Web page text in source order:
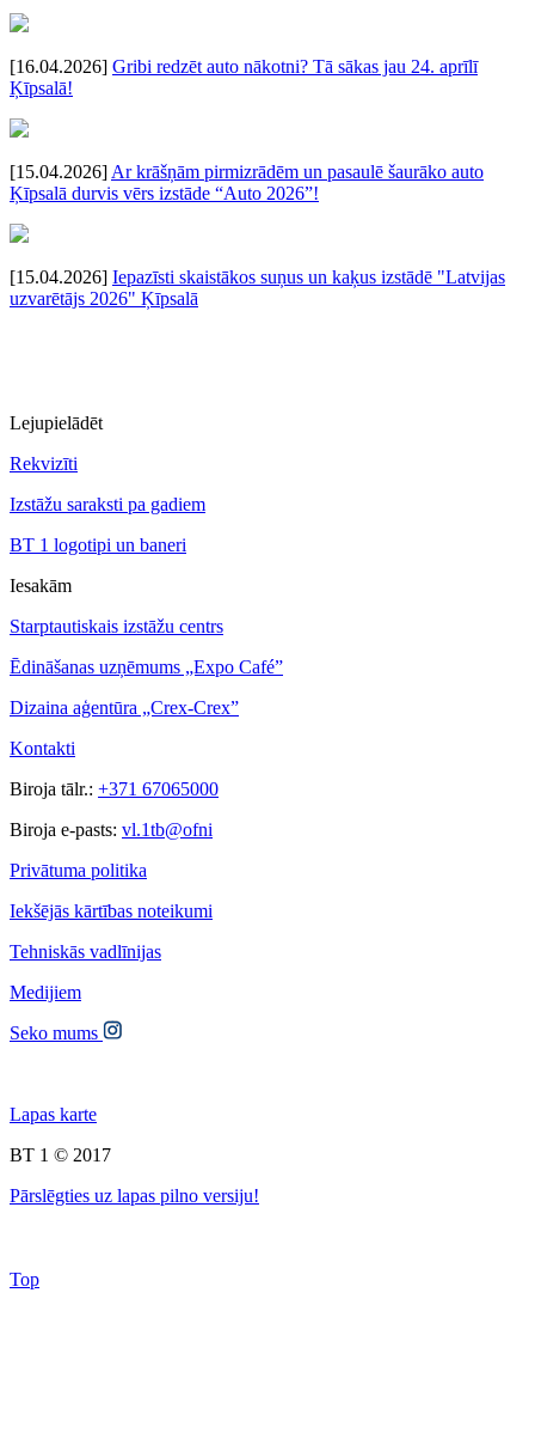
[16.04.2026] Gribi redzēt auto nākotni? Tā sākas jau 24. aprīlī
Ķīpsalā!
[15.04.2026] Ar krāšņām pirmizrādēm un pasaulē šaurāko auto
Ķīpsalā durvis vērs izstāde “Auto 2026”!
[15.04.2026] Iepazīsti skaistākos suņus un kaķus izstādē "Latvijas
uzvarētājs 2026" Ķīpsalā
Lejupielādēt
Rekvizīti
Izstāžu saraksti pa gadiem
BT 1 logotipi un baneri
Iesakām
Starptautiskais izstāžu centrs
Ēdināšanas uzņēmums „Expo Café”
Dizaina aģentūra „Crex-Crex”
Kontakti
Biroja tālr.: +371 67065000
Biroja e-pasts: vl.1tb@ofni
Privātuma politika
Iekšējās kārtības noteikumi
Tehniskās vadlīnijas
Medijiem
Seko mums
Lapas karte
BT 1 © 2017
Pārslēgties uz lapas pilno versiju!
Top